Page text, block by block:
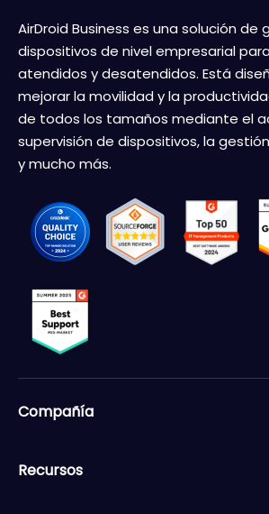
AirDroid Business es una solución de
dispositivos de nivel empresarial
atendidos y desatendidos. Está
mejorar la movilidad y la
de todos los tamaños mediante el
supervisión de dispositivos, la
y mucho más.
Compañía
Recursos